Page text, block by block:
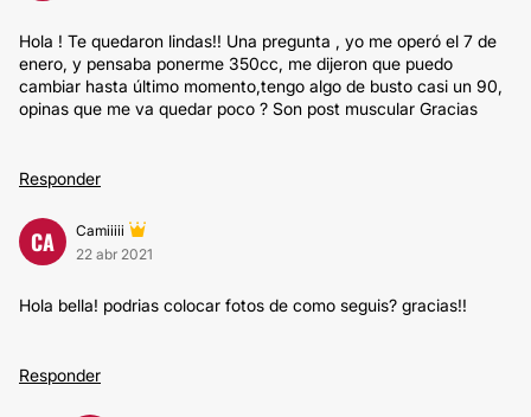
Hola ! Te quedaron lindas!! Una pregunta , yo me operó el 7 de
enero, y pensaba ponerme 350cc, me dijeron que puedo
cambiar hasta último momento,tengo algo de busto casi un 90,
opinas que me va quedar poco ? Son post muscular Gracias
Responder
CA
Camiiiii
22 abr 2021
Hola bella! podrias colocar fotos de como seguis? gracias!!
Responder